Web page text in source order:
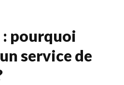
: pourquoi
service de